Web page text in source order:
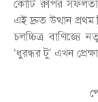
কোটি রুপির সফলতা
এই দ্রুত উত্থান প্রথম
চলচ্চিত্র
‘ধুরন্ধর টু’ এখন